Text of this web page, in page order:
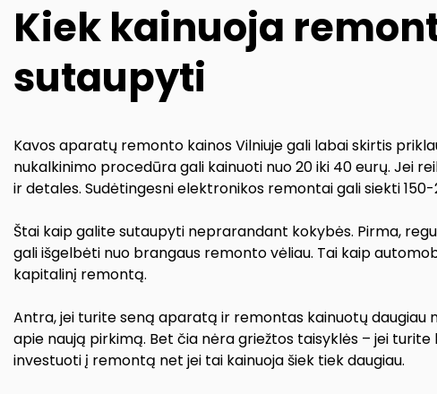
Kiek kainuoja
sutaupyti
Kavos aparatų remonto kainos Vilniuje gali labai skirtis
nukalkinimo procedūra gali kainuoti nuo 20 iki 40 eurų. Jei
ir detales. Sudėtingesni elektronikos remontai gali siekti
Štai kaip galite sutaupyti neprarandant kokybės. Pirma,
gali išgelbėti nuo brangaus remonto vėliau. Tai kaip
kapitalinį remontą.
Antra, jei turite seną aparatą ir remontas kainuotų
apie naują pirkimą. Bet čia nėra griežtos taisyklės – jei
investuoti į remontą net jei tai kainuoja šiek tiek daugiau.